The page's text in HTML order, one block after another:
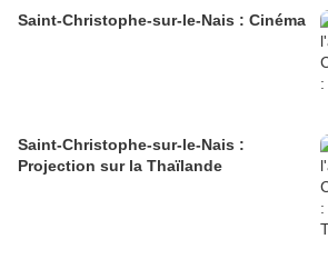
Saint-Christophe-sur-le-Nais : Cinéma
Saint-Christophe-sur-le-Nais :
Projection sur la Thaïlande